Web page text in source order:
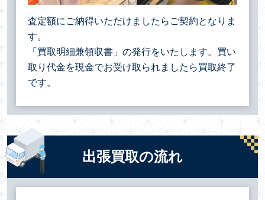
査定額にご納得いただけましたらご契約となりま
す。
「買取明細兼領収書」の発行をいたします。買い
取り代金を現金でお受け取られましたら買取終了
です。
出張買取の流れ